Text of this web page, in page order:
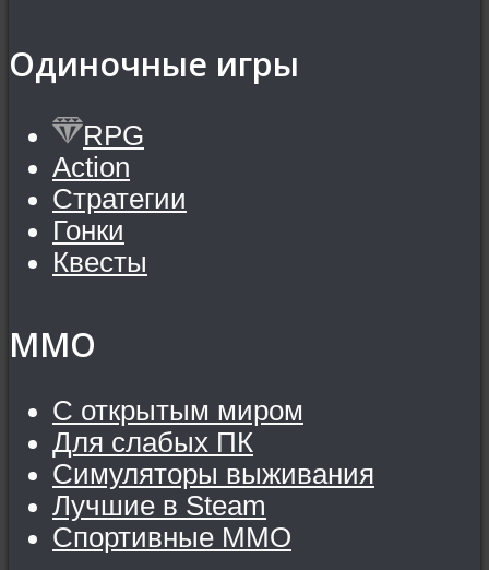
Одиночные игры
RPG
Action
Стратегии
Гонки
Квесты
MMO
С открытым миром
Для слабых ПК
Симуляторы выживания
Лучшие в Steam
Спортивные MMO